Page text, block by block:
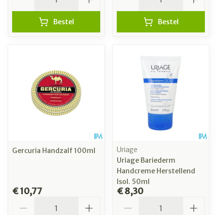
Bestel Bestel
Gercuria Handzalf 100ml
€ 10,77
Uriage
Uriage Bariederm
Handcreme Herstellend
Isol. 50ml
€ 8,30